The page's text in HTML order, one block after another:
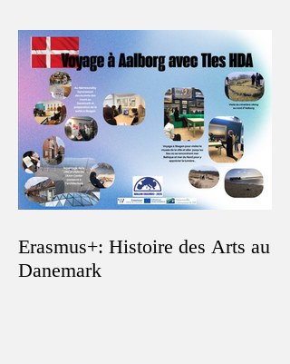
Erasmus+: Histoire des Arts au
Danemark